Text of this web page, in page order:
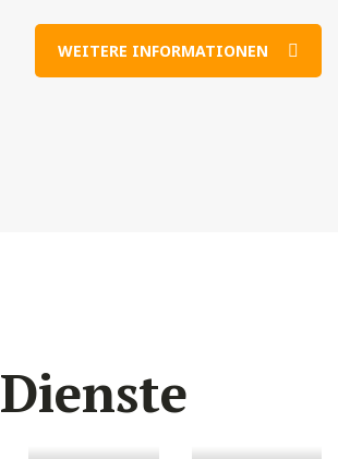
WEITERE INFORMATIONEN
Dienste